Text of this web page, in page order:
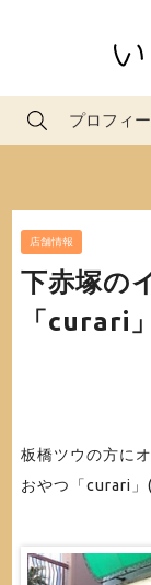
プロフィ
店舗情報
下赤塚の
「curari
板橋ツウの方に
おやつ「curari」